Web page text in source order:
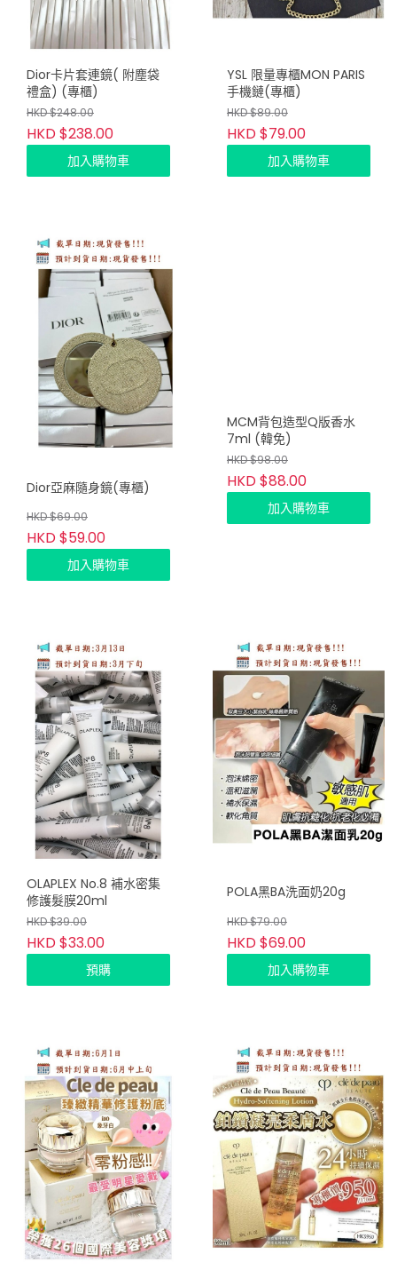
Dior卡片套連鏡( 附塵袋
禮盒) (專櫃)
HKD $248.00
HKD $238.00
加入購物車
YSL 限量專櫃MON PARIS
手機鏈(專櫃)
HKD $89.00
HKD $79.00
加入購物車
Dior亞麻隨身鏡(專櫃)
HKD $69.00
HKD $59.00
加入購物車
MCM背包造型Q版香水
7ml (韓免)
HKD $98.00
HKD $88.00
加入購物車
OLAPLEX No.8 補水密集
修護髮膜20ml
HKD $39.00
HKD $33.00
預購
POLA黑BA洗面奶20g
HKD $79.00
HKD $69.00
加入購物車